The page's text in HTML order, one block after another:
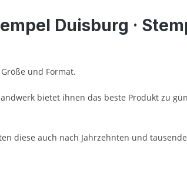
Duisburg ·
und Format.
bietet ihnen das beste Produkt zu
diese auch nach Jahrzehnten und